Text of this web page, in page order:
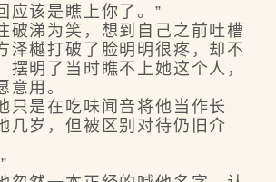
应该是瞧上你了。”
涕为笑，想到自己之前吐槽
泽樾打破了脸明明很疼，却不
摆明了当时瞧不上她这个人，
意用。
是在吃味闻音将他当作长
几岁，但被区别对待仍旧介